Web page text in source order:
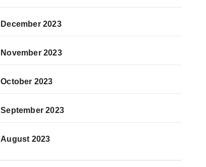
December 2023
November 2023
October 2023
September 2023
August 2023